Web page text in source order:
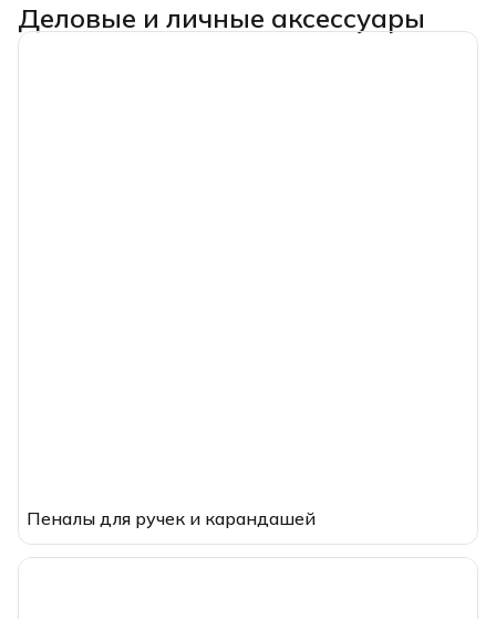
Деловые и личные аксессуары
Пеналы для ручек и карандашей